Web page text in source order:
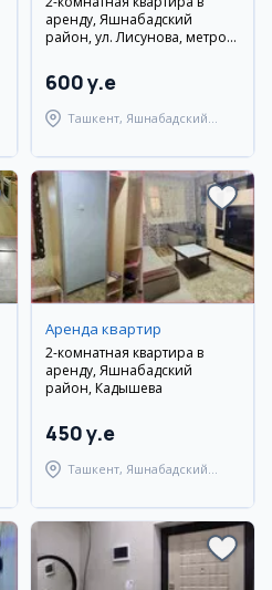
аренду, Яшнабадский
район, ул. Лисунова, метро
600 y.e
Ташкент, Яшнабадский
Аренда квартир
2-комнатная квартира в
аренду, Яшнабадский
район, Кадышева
450 y.e
Ташкент, Яшнабадский